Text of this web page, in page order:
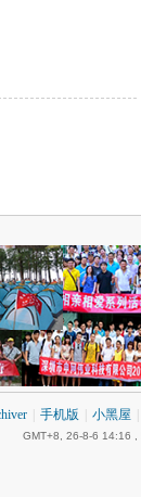
手机版 小黑屋
GMT+8, 26-8-6 14:16